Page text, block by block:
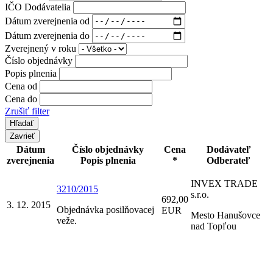
IČO Dodávatelia
Dátum zverejnenia od
Dátum zverejnenia do
Zverejnený v roku
Číslo objednávky
Popis plnenia
Cena od
Cena do
Zrušiť filter
Zavrieť
Dátum
zverejnenia
Číslo objednávky
Popis plnenia
Cena
*
Dodávateľ
Odberateľ
3. 12. 2015
3210/2015
Objednávka posilňovacej
veže.
692,00
EUR
INVEX TRADE
s.r.o.
Mesto Hanušovce
nad Topľou